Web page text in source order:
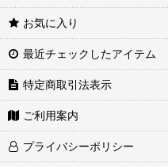
お気に入り
最近チェックしたアイテム
特定商取引法表示
ご利用案内
プライバシーポリシー